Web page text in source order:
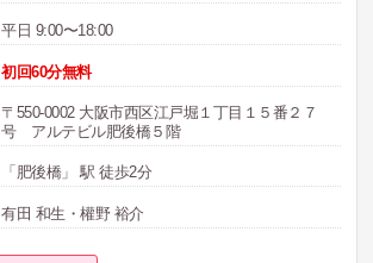
平日 9:00〜18:00
初回60分無料
〒550-0002 大阪市西区江戸堀１丁目１５番２７
号 アルテビル肥後橋５階
「肥後橋」 駅 徒歩2分
有田 和生・權野 裕介